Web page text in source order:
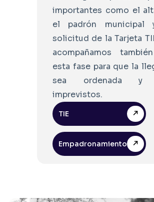
importantes como el
el padrón municipal
solicitud de la Tarjeta
acompañamos
esta fase para que la
sea ordenada y
imprevistos.
TIE
Empadronamiento